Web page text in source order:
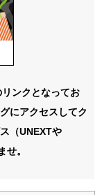
リンクとなってお
にアクセスしてク
（UNEXTや
。